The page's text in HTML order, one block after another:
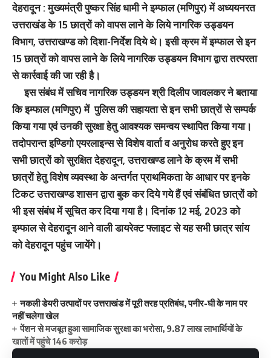
देहरादून : मुख्यमंत्री पुष्कर सिंह धामी ने इम्‍फाल (मणिपुर) में अध्ययनरत
उत्तराखंड के 15 छात्रों को वापस लाने के लिये नागरिक उड्डयन
विभाग, उत्तराखण्ड को दिशा-निर्देश दिये थे। इसी क्रम में इम्फाल से इन
15 छात्रों को वापस लाने के लिये नागरिक उड्डयन विभाग द्वारा तत्परता
से कार्रवाई की जा रही है।
इस संबंध में सचिव नागरिक उड्डयन श्री दिलीप जावलकर ने बताया
कि इम्फाल (मणिपुर) में पुलिस की सहायता से इन सभी छात्रों से सम्पर्क
किया गया एवं उनकी सुरक्षा हेतु आवश्यक समन्वय स्थापित किया गया।
तदोपरान्त इण्डिगो एयरलाइन्स से विशेष वार्ता व अनुरोध करते हुए इन
सभी छात्रों को सुरक्षित देहरादून, उत्तराखण्ड लाने के क्रम में सभी
छात्रों हेतु विशेष व्यवस्था के अन्तर्गत प्राथमिकता के आधार पर इनके
टिकट उत्तराखण्ड शासन द्वारा बुक कर दिये गये हैं एवं संबंधित छात्रों को
भी इस संबंध में सूचित कर दिया गया है। दिनांक 12 मई, 2023 को
इम्फाल से देहरादून आने वाली डायरेक्ट फ्लाइट से यह सभी छात्र सांय
को देहरादून पहुंच जायेंगे।
You Might Also Like
नकली डेयरी उत्पादों पर उत्तराखंड में पूरी तरह प्रतिबंध, पनीर-घी के नाम पर
नहीं चलेगा खेल
पेंशन से मजबूत हुआ सामाजिक सुरक्षा का भरोसा, 9.87 लाख लाभार्थियों के
खातों में पहुंचे 146 करोड़